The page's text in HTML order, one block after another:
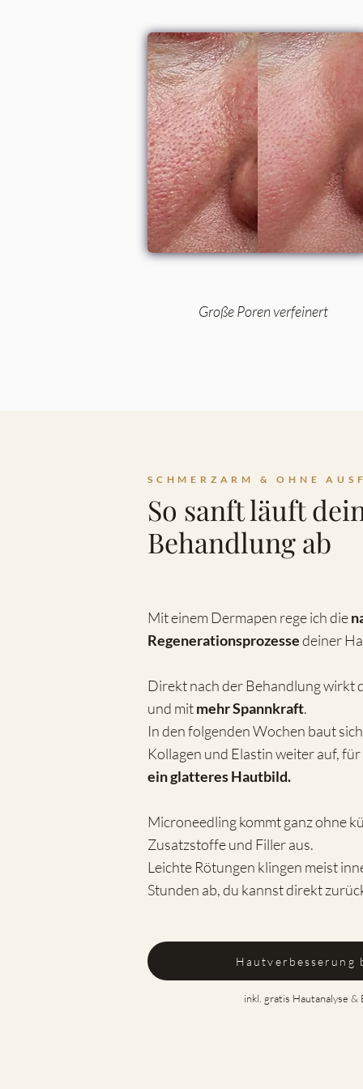
Große Poren verfeinert
SCHMERZARM & OHNE
So sanft läuft
Behandlung ab
Mit einem Dermapen rege ich die
Regenerationsprozessedeiner
Direkt nach der Behandlung wirkt
und mitmehr Spannkraft.
In den folgenden Wochen baut
Kollagen und Elastin weiter auf, für
ein glatteres Hautbild.
Microneedling kommt ganz ohne
Zusatzstoffe und Filler aus.
Leichte Rötungen klingen meist
Stunden ab, du kannst direkt
Hautverbesserung
inkl. gratis Hautanalyse &